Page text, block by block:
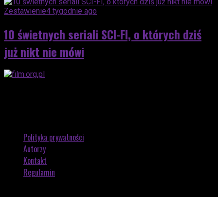
Zestawienie4 tygodnie ago
10 świetnych seriali SCI-FI, o których dziś
już nikt nie mówi
Polityka prywatności
Autorzy
Kontakt
Regulamin